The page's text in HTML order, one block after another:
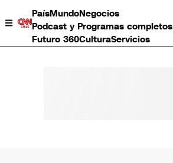
PaísMundoNegocios
Podcast y Programas completos
Futuro 360CulturaServicios